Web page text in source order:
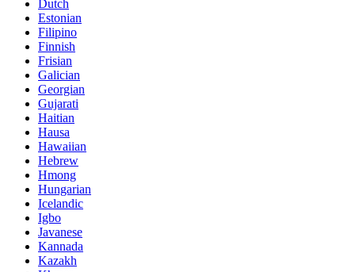
Dutch
Estonian
Filipino
Finnish
Frisian
Galician
Georgian
Gujarati
Haitian
Hausa
Hawaiian
Hebrew
Hmong
Hungarian
Icelandic
Igbo
Javanese
Kannada
Kazakh